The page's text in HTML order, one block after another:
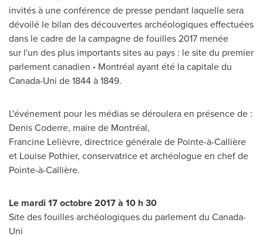
invités à une conférence de presse pendant laquelle sera
dévoilé le bilan des découvertes archéologiques effectuées
dans le cadre de la campagne de fouilles 2017 menée
sur l'un des plus importants sites au pays : le site du premier
parlement canadien - Montréal ayant été la capitale du
Canada-Uni de 1844 à 1849.
L'événement pour les médias se déroulera en présence de :
Denis Coderre, maire de Montréal,
Francine Lelièvre, directrice générale de Pointe-à-Callière
et Louise Pothier, conservatrice et archéologue en chef de
Pointe-à-Callière.
Le mardi 17 octobre 2017 à 10 h 30
Site des fouilles archéologiques du parlement du Canada-
Uni